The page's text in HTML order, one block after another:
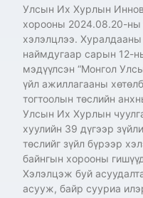
Улсын Их Хурлын
хорооны 2024.08.20-ны
хэлэлцлээ.
наймдугаар сарын 12-
мэдүүлсэн “Монгол
үйл ажиллагааны
тогтоолын төслийн
Улсын Их Хурлын
хуулийн 39 дүгээр
төслийг зүйл бүрээр
байнгын хорооны
Хэлэлцэж буй
асууж, байр сууриа